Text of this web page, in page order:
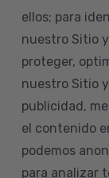
ellos; para
nuestro Sitio
proteger,
nuestro Sitio
publicidad,
el contenido
podemos
para analizar